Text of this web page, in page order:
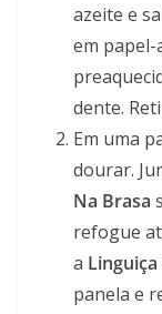
azeite e
em
dente.
Em uma
dourar.
Na Brasa
refogue
a
panela e